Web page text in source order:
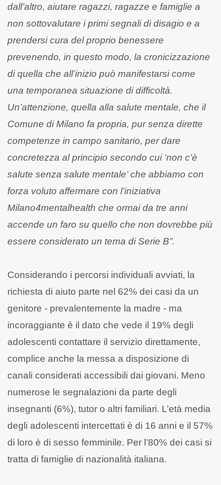
dall’altro, aiutare ragazzi, ragazze e famiglie a
non sottovalutare i primi segnali di disagio e a
prendersi cura del proprio benessere
prevenendo, in questo modo, la cronicizzazione
di quella che all’inizio può manifestarsi come
una temporanea situazione di difficoltà.
Un’attenzione, quella alla salute mentale, che il
Comune di Milano fa propria, pur senza dirette
competenze in campo sanitario, per dare
concretezza al principio secondo cui ‘non c’è
salute senza salute mentale’ che abbiamo con
forza voluto affermare con l’iniziativa
Milano4mentalhealth che ormai da tre anni
accende un faro su quello che non dovrebbe più
essere considerato un tema di Serie B”.
Considerando i percorsi individuali avviati, la
richiesta di aiuto parte nel 62% dei casi da un
genitore - prevalentemente la madre - ma
incoraggiante è il dato che vede il 19% degli
adolescenti contattare il servizio direttamente,
complice anche la messa a disposizione di
canali considerati accessibili dai giovani. Meno
numerose le segnalazioni da parte degli
insegnanti (6%), tutor o altri familiari. L’età media
degli adolescenti intercettati è di 16 anni e il 57%
di loro è di sesso femminile. Per l’80% dei casi si
tratta di famiglie di nazionalità italiana.